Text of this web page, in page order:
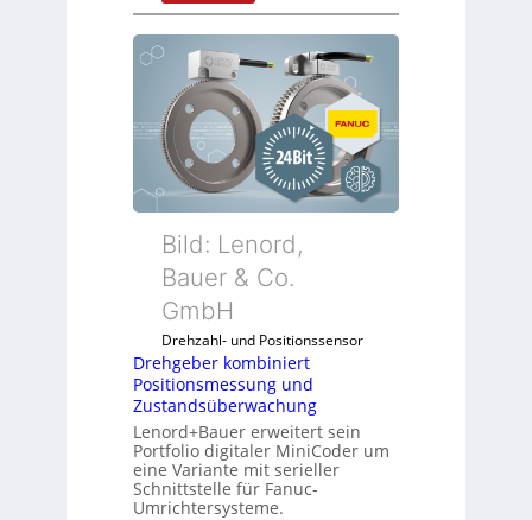
D
r
e
g
e
b
e
r
o
m
n
i
e
r
t
P
o
Bild: Lenord,
Bauer & Co.
GmbH
Drehzahl- und Positionssensor
Drehgeber kombiniert
Positionsmessung und
Zustandsüberwachung
Lenord+Bauer erweitert sein
Portfolio digitaler MiniCoder um
eine Variante mit serieller
Schnittstelle für Fanuc-
Umrichtersysteme.